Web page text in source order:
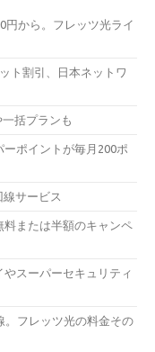
円から。フレッツ光ライ
ト割引、日本ネットワ
括プランも
ーポイントが毎月200ポ
線サービス
料または半額のキャンペ
やスーパーセキュリティ
。フレッツ光の料金その